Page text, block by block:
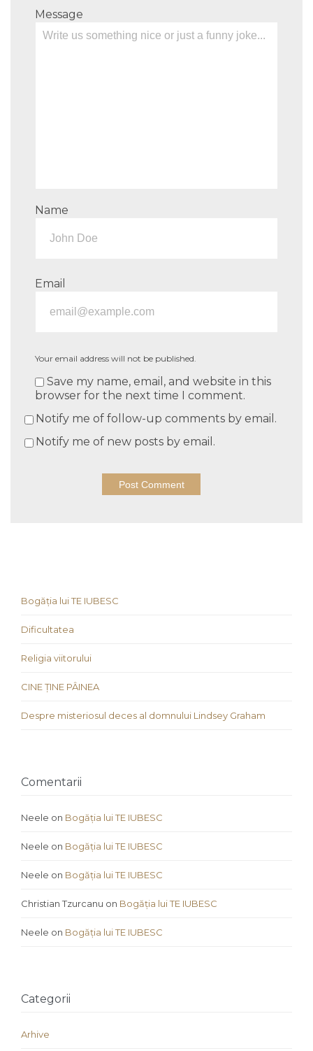
Message
Name
Email
Your email address will not be published.
Save my name, email, and website in this
browser for the next time I comment.
Notify me of follow-up comments by email.
Notify me of new posts by email.
Bogăția lui TE IUBESC
Dificultatea
Religia viitorului
CINE ȚINE PÂINEA
Despre misteriosul deces al domnului Lindsey Graham
Comentarii
Neele on Bogăția lui TE IUBESC
Neele on Bogăția lui TE IUBESC
Neele on Bogăția lui TE IUBESC
Christian Tzurcanu on Bogăția lui TE IUBESC
Neele on Bogăția lui TE IUBESC
Categorii
Arhive